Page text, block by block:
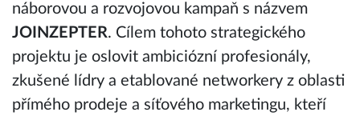
náborovou a rozvojovou kampaň s názvem
JOINZEPTER. Cílem tohoto strategického
projektu je oslovit ambiciózní profesionály,
zkušené lídry a etablované networkery z oblasti
přímého prodeje a síťového marketingu, kteří